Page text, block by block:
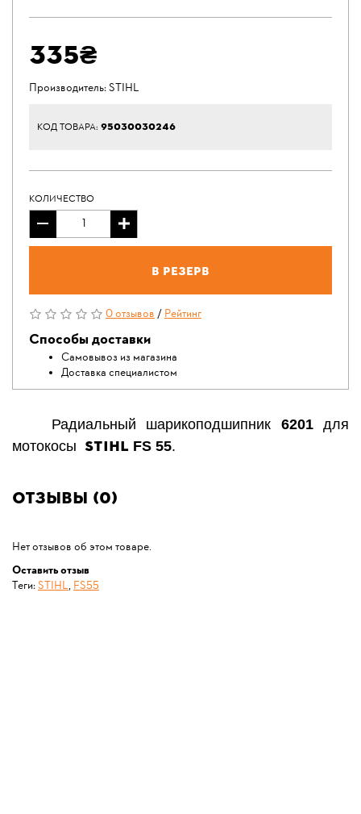
335₴
Производитель:STIHL
КОД ТОВАРА: 95030030246
КОЛИЧЕСТВО
В резерв
0 отзывов/Рейтинг
Способы доставки
Самовывоз из магазина
Доставка специалистом
Радиальный шарикоподшипник 6201для
мотокосы STIHL FS 55.
Отзывы (0)
Нет отзывов об этом товаре.
Оставить отзыв
Теги:STIHL,FS55